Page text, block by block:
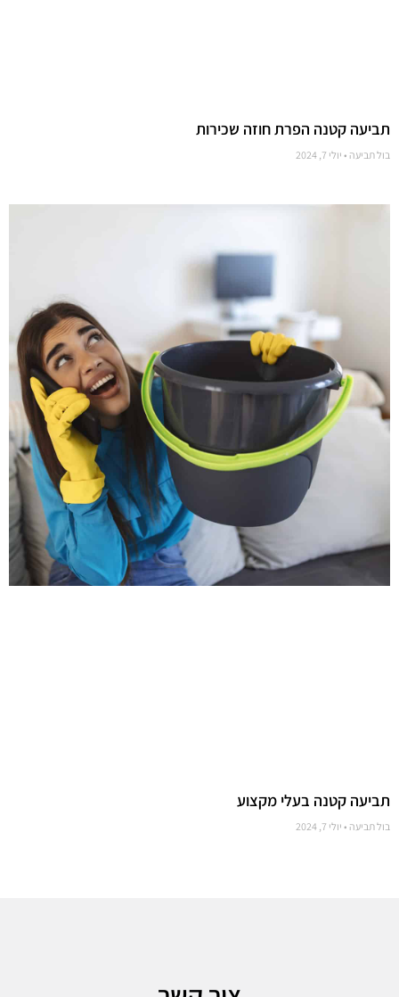
תביעה קטנה הפרת חוזה שכירות
בול תביעה יולי 7, 2024
תביעה קטנה בעלי מקצוע
בול תביעה יולי 7, 2024